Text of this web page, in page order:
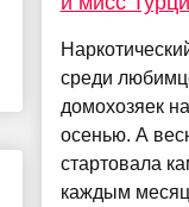
среди
домохозяек
осенью. А
стартовала
каждым